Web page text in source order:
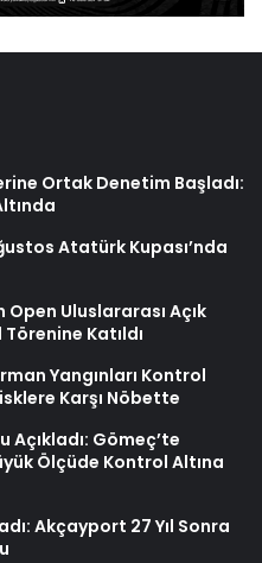
Ortak Denetim Başladı:
Atatürk Kupası’nda
Open Uluslararası Açık
Katıldı
Yangınları Kontrol
Karşı Nöbette
Açıkladı: Gömeç’te
Ölçüde Kontrol Altına
Akçayport 27 Yıl Sonra